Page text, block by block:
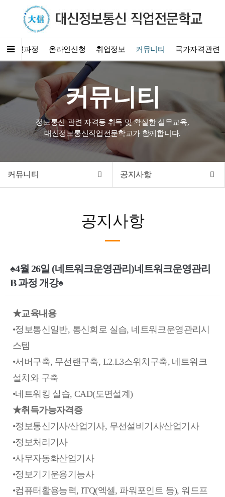
훈련과정 온라인신청 취업정보 커뮤니티 국가자격관련
커뮤니티
정보통신 관련 자격등 취득 및 확실한 실무교육,
대신정보통신직업전문학교가 함께합니다.
커뮤니티 공지사항
공지사항
♠4월 26일 (네트워크운영관리)네트워크운영관리
B 과정 개강♠
★교육내용
•정보통신일반, 통신회로 실습, 네트워크운영관리시
스템
•서버구축, 무선랜구축, L2.L3스위치구축, 네트워크
설치와 구축
•네트워킹 실습, CAD(도면설계)
★취득가능자격증
•정보통신기사/산업기사, 무선설비기사/산업기사
•정보처리기사
•사무자동화산업기사
•정보기기운용기능사
•컴퓨터활용능력, ITQ(엑셀, 파워포인트 등), 워드프